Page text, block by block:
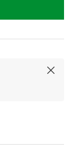
Chiudi